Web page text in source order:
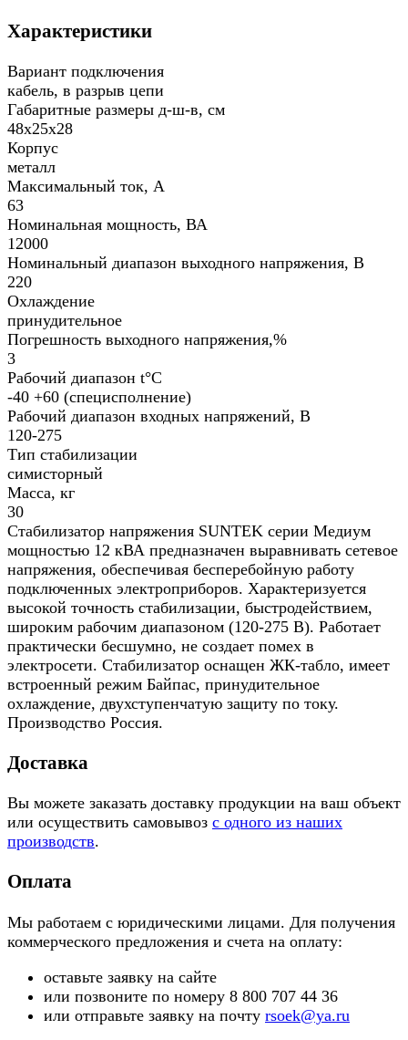
Характеристики
Вариант подключения
кабель, в разрыв цепи
Габаритные размеры д-ш-в, см
48х25х28
Корпус
металл
Максимальный ток, А
63
Номинальная мощность, ВА
12000
Номинальный диапазон выходного напряжения, В
220
Охлаждение
принудительное
Погрешность выходного напряжения,%
3
Рабочий диапазон t°С
-40 +60 (специсполнение)
Рабочий диапазон входных напряжений, В
120-275
Тип стабилизации
симисторный
Масса, кг
30
Стабилизатор напряжения SUNTEK серии Медиум
мощностью 12 кВА предназначен выравнивать сетевое
напряжения, обеспечивая бесперебойную работу
подключенных электроприборов. Характеризуется
высокой точность стабилизации, быстродействием,
широким рабочим диапазоном (120-275 В). Работает
практически бесшумно, не создает помех в
электросети. Стабилизатор оснащен ЖК-табло, имеет
встроенный режим Байпас, принудительное
охлаждение, двухступенчатую защиту по току.
Производство Россия.
Доставка
Вы можете заказать доставку продукции на ваш объект
или осуществить самовывоз с одного из наших
производств.
Оплата
Мы работаем с юридическими лицами. Для получения
коммерческого предложения и счета на оплату:
оставьте заявку на сайте
или позвоните по номеру 8 800 707 44 36
или отправьте заявку на почту rsoek@ya.ru